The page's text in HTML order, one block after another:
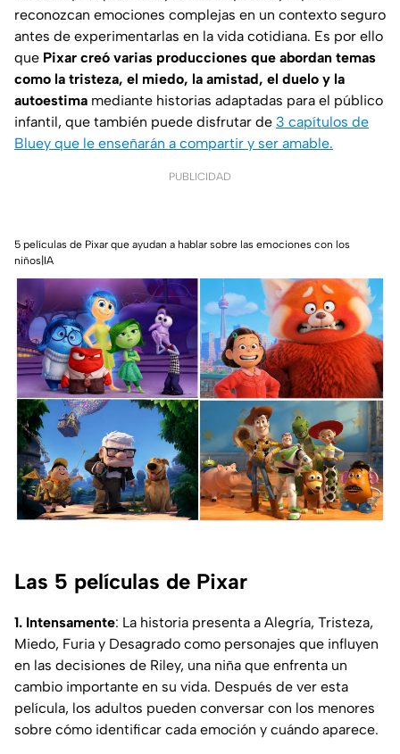
reconozcan emociones complejas en un contexto seguro
antes de experimentarlas en la vida cotidiana. Es por ello
que Pixar creó varias producciones que abordan temas
como la tristeza, el miedo, la amistad, el duelo y la
autoestima mediante historias adaptadas para el público
infantil, que también puede disfrutar de 3 capítulos de
Bluey que le enseñarán a compartir y ser amable.
PUBLICIDAD
5 películas de Pixar que ayudan a hablar sobre las emociones con los
niños|IA
Las 5 películas de Pixar
1. Intensamente: La historia presenta a Alegría, Tristeza,
Miedo, Furia y Desagrado como personajes que influyen
en las decisiones de Riley, una niña que enfrenta un
cambio importante en su vida. Después de ver esta
película, los adultos pueden conversar con los menores
sobre cómo identificar cada emoción y cuándo aparece.